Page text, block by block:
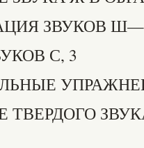
ЗВУКОВ
С, 3
ТВЕРДОГО